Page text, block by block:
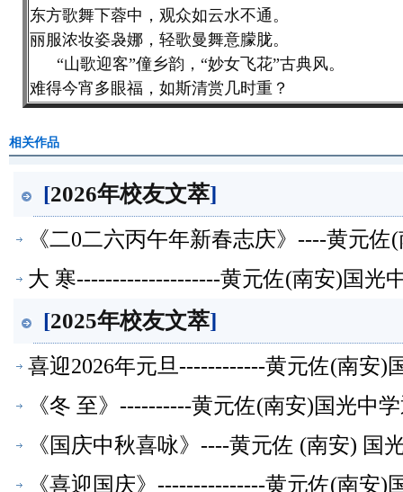
东方歌舞下蓉中，观众如云水不通。
丽服浓妆姿袅娜，轻歌曼舞意朦胧。
“山歌迎客”僮乡韵，“妙女飞花”古典风。
难得今宵多眼福，如斯清赏几时重？
相关作品
[2026年校友文萃]
《二0二六丙午年新春志庆》----黄元
大 寒--------------------黄元佐(南安)国光
[2025年校友文萃]
喜迎2026年元旦------------黄元佐(南安)
《冬 至》----------黄元佐(南安)国光中
《国庆中秋喜咏》----黄元佐 (南安) 国
《喜迎国庆》---------------黄元佐(南安